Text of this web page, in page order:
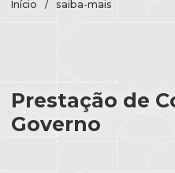
Início saiba-mais
Prestação de
Governo